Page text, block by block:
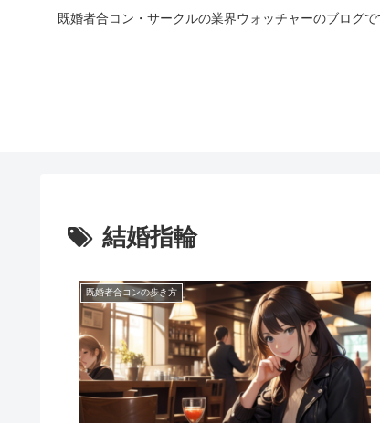
既婚者合コン・サークルの業界ウォッチャーのブログ
結婚指輪
既婚者合コンの歩き方